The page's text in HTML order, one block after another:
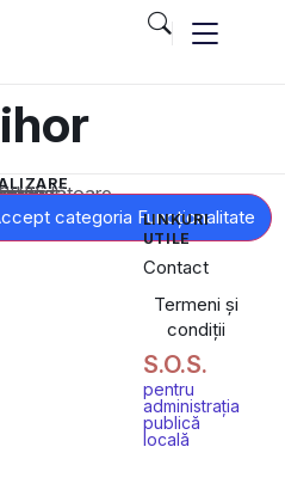
categoria Funcționalitate
LINKURI
UTILE
Contact
Termeni și
condiții
S.O.S.
pentru
administrația
publică
locală